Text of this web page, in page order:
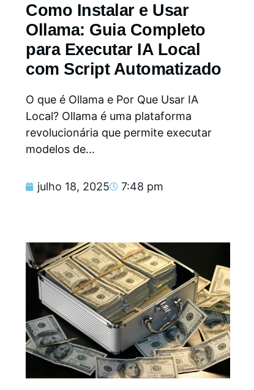
Como Instalar e Usar
Ollama: Guia Completo
para Executar IA Local
com Script Automatizado
O que é Ollama e Por Que Usar IA
Local? Ollama é uma plataforma
revolucionária que permite executar
modelos de...
julho 18, 2025 7:48 pm